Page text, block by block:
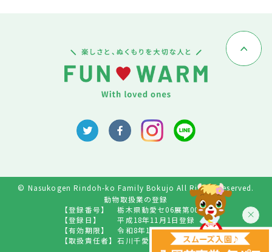
© Nasukogen Rindoh-ko Family Bokujo All Rights Reserved.
動物取扱業の登録
【登録番号】
栃木県動愛セ06展第009号
【登録日】
平成18年11月1日登録
【有効期限】
令和8年10月31日
【取扱責任者】 石川千愛